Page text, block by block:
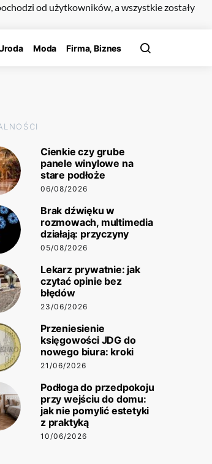
od użytkowników, a wszystkie zostały
Moda Firma, Biznes
Cienkie czy grube
panele winylowe na
stare podłoże
06/08/2026
Brak dźwięku w
rozmowach, multimedia
działają: przyczyny
05/08/2026
Lekarz prywatnie: jak
czytać opinie bez
błędów
23/06/2026
Przeniesienie
księgowości JDG do
nowego biura: kroki
21/06/2026
Podłoga do przedpokoju
przy wejściu do domu:
jak nie pomylić estetyki
z praktyką
10/06/2026